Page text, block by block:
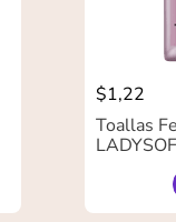
$1,22
Toallas